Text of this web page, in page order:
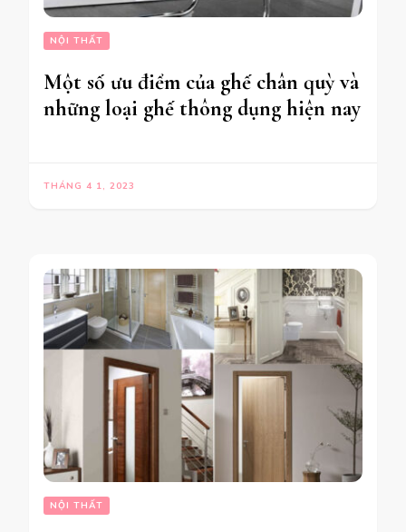
NỘI THẤT
Một số ưu điểm của ghế chân quỳ và
những loại ghế thông dụng hiện nay
THÁNG 4 1, 2023
NỘI THẤT